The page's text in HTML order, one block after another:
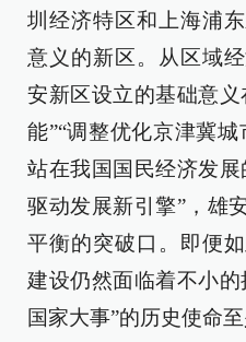
圳经济特区和上海浦
意义的新区。从区域
安新区设立的基础意
能”“调整优化京津冀
站在我国国民经济发
驱动发展新引擎”，雄
平衡的突破口。即便
建设仍然面临着不小的
国家大事”的历史使命